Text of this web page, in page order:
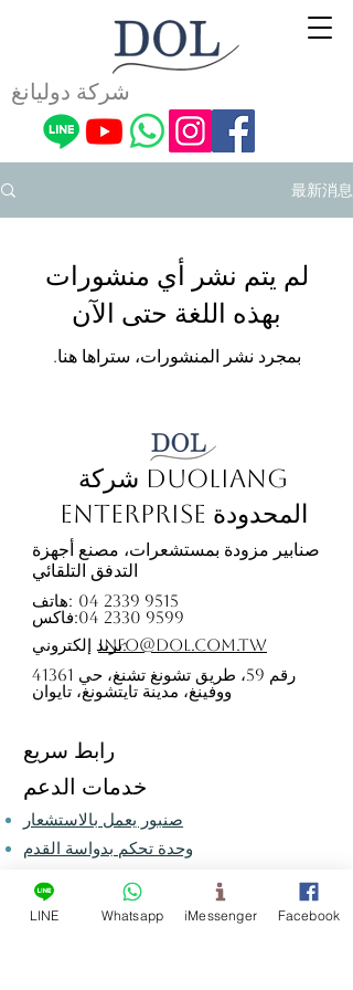
شركة دوليانغ
最新消息
لم يتم نشر أي منشورات
بهذه اللغة حتى الآن
بمجرد نشر المنشورات، ستراها هنا.
شركة Duoliang
Enterprise المحدودة
صنابير مزودة بمستشعرات، مصنع أجهزة
التدفق التلقائي
هاتف: 04 2339 9515
فاكس:04 2330 9599
بريد إلكتروني:
info@dol.com.tw
41361 رقم 59، طريق تشونغ تشنغ، حي
ووفينغ، مدينة تايتشونغ، تايوان
رابط سريع
خدمات الدعم
صنبور يعمل بالاستشعار
وحدة تحكم بدواسة القدم
صنبور ذكي يعمل بمستشعر
LINE Whatsapp iMessenger Facebook